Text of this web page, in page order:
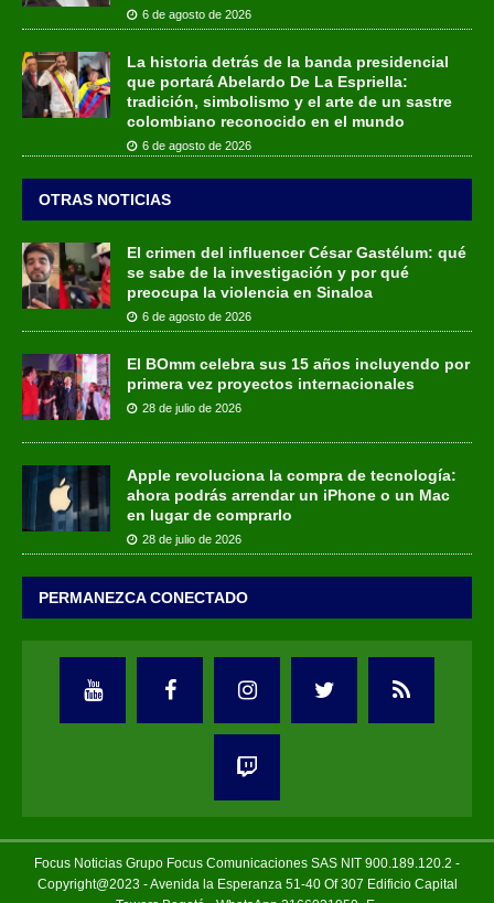
6 de agosto de 2026
La historia detrás de la banda presidencial
que portará Abelardo De La Espriella:
tradición, simbolismo y el arte de un sastre
colombiano reconocido en el mundo
6 de agosto de 2026
OTRAS NOTICIAS
El crimen del influencer César Gastélum: qué
se sabe de la investigación y por qué
preocupa la violencia en Sinaloa
6 de agosto de 2026
El BOmm celebra sus 15 años incluyendo por
primera vez proyectos internacionales
28 de julio de 2026
Apple revoluciona la compra de tecnología:
ahora podrás arrendar un iPhone o un Mac
en lugar de comprarlo
28 de julio de 2026
PERMANEZCA CONECTADO
Focus Noticias Grupo Focus Comunicaciones SAS NIT 900.189.120.2 -
Copyright@2023 - Avenida la Esperanza 51-40 Of 307 Edificio Capital